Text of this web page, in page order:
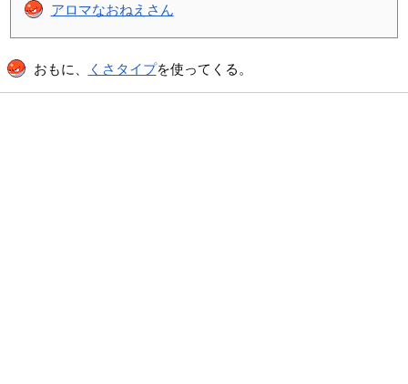
アロマなおねえさん
おもに、 くさタイプを使ってくる。